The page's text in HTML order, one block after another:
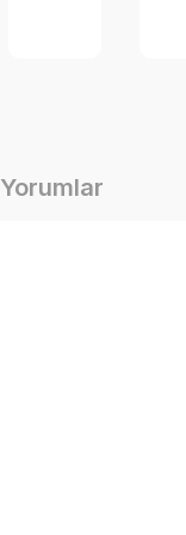
Yorumlar